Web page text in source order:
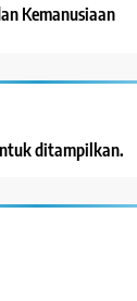
Kemanusiaan
ditampilkan.